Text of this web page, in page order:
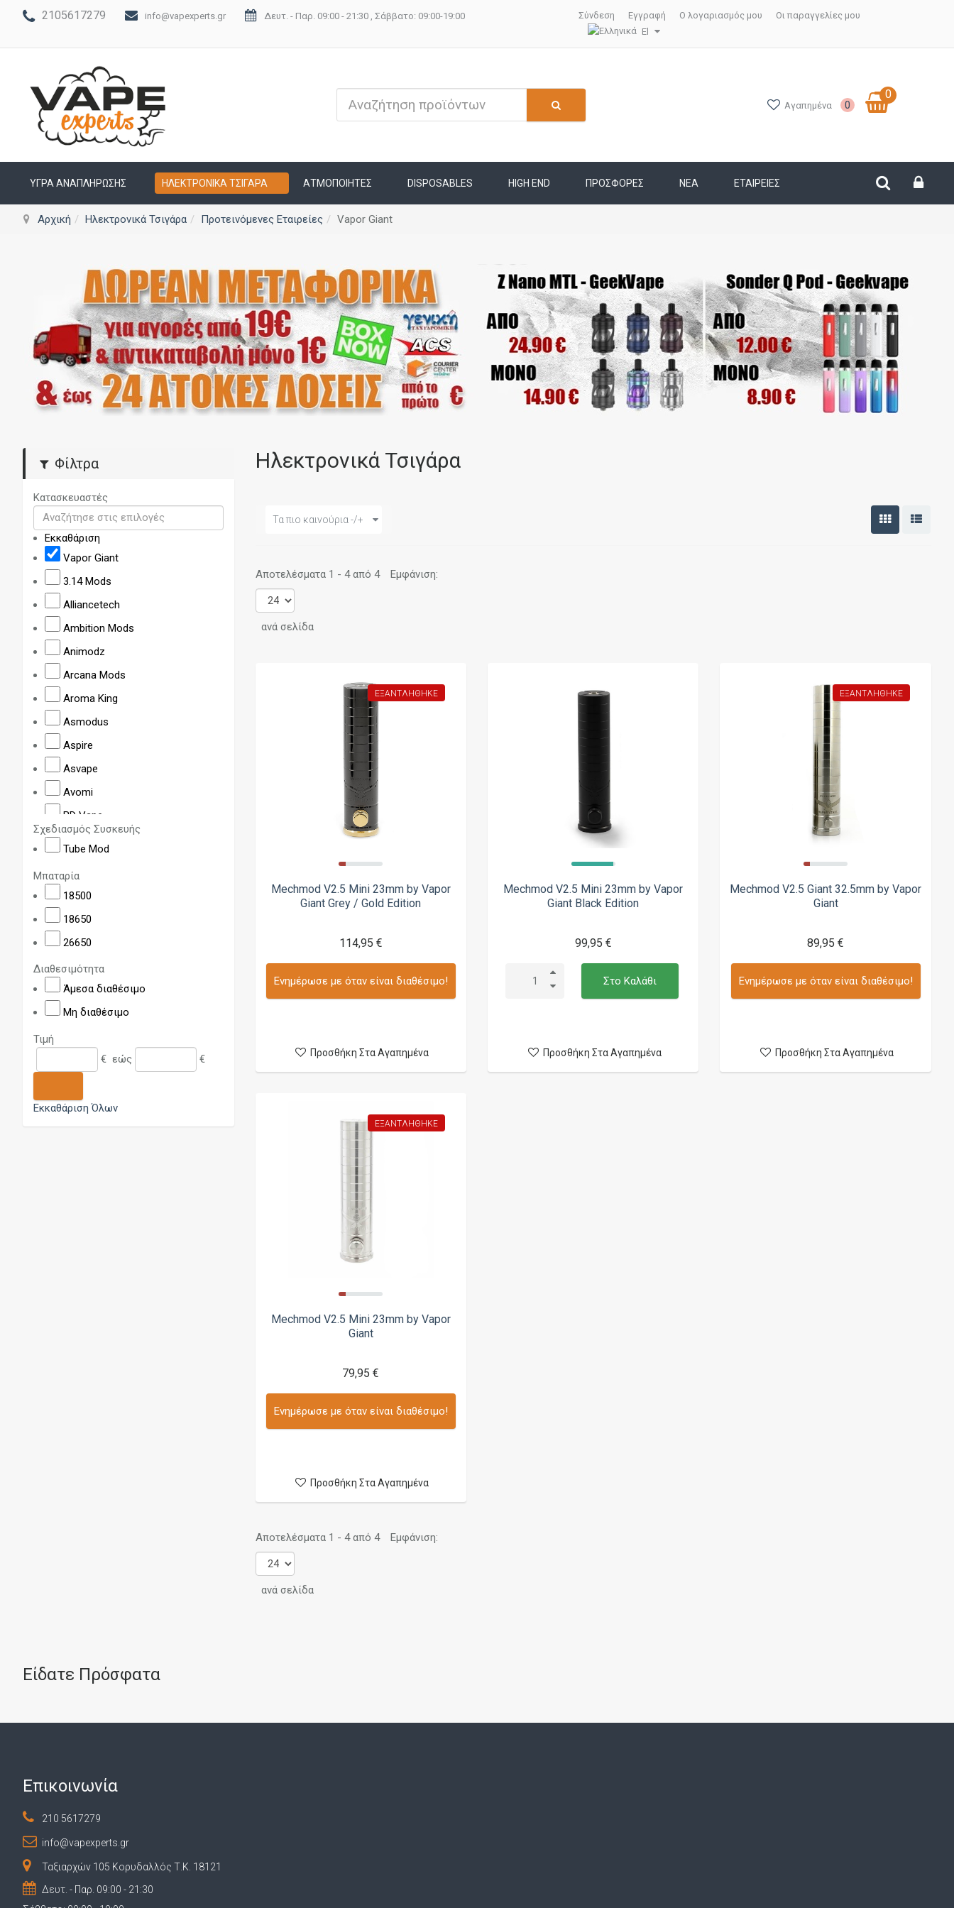
2105617279 info@vapexperts.gr Δευτ. - Παρ. 09:00 - 21:30 , Σάββατο: 09:00-19:00 Σύνδεση Εγγραφή Ο λογαριασμός μου
Οι παραγγελίες μου
El
Αγαπημένα 0
0
ΥΓΡΆ ΑΝΑΠΛΉΡΩΣΗΣ ΗΛΕΚΤΡΟΝΙΚΆ ΤΣΙΓΆΡΑ ΑΤΜΟΠΟΙΗΤΕΣ DISPOSABLES HIGH END ΠΡΟΣΦΟΡΕΣ ΝΕΑ ΕΤΑΙΡΕΊΕΣ
Αρχική Ηλεκτρονικά Τσιγάρα Προτεινόμενες Εταιρείες Vapor Giant
Φίλτρα
Κατασκευαστές
Εκκαθάριση
Vapor Giant
3.14 Mods
Alliancetech
Ambition Mods
Animodz
Arcana Mods
Aroma King
Asmodus
Aspire
Asvape
Avomi
BD Vape
Billet Box
Craving Vapor
Dotmod
Dovpo
Edge
Kennedy Vapor
Lauransot Mod
Loud Cloud Mods (LCM)
Mammoth Creations
Minoan Mods
MK Custom Mods
Σχεδιασμός Συσκευής
Tube Mod
Μπαταρία
18500
18650
26650
Διαθεσιμότητα
Άμεσα διαθέσιμο
Μη διαθέσιμο
Τιμή
€ εώς €
Εκκαθάριση Όλων
Ηλεκτρονικά Τσιγάρα
Τα πιο καινούρια -/+
Αποτελέσματα 1 - 4 από 4 Εμφάνιση:
ανά σελίδα
ΕΞΑΝΤΛΉΘΗΚΕ
Mechmod V2.5 Mini 23mm by Vapor
Giant Grey / Gold Edition
114,95 €
Ενημέρωσε με όταν είναι διαθέσιμο!
Προσθήκη Στα Αγαπημένα
Mechmod V2.5 Mini 23mm by Vapor
Giant Black Edition
99,95 €
Στο Καλάθι
Προσθήκη Στα Αγαπημένα
ΕΞΑΝΤΛΉΘΗΚΕ
Mechmod V2.5 Giant 32.5mm by Vapor
Giant
89,95 €
Ενημέρωσε με όταν είναι διαθέσιμο!
Προσθήκη Στα Αγαπημένα
ΕΞΑΝΤΛΉΘΗΚΕ
Mechmod V2.5 Mini 23mm by Vapor
Giant
79,95 €
Ενημέρωσε με όταν είναι διαθέσιμο!
Προσθήκη Στα Αγαπημένα
Αποτελέσματα 1 - 4 από 4 Εμφάνιση:
ανά σελίδα
Είδατε Πρόσφατα
Επικοινωνία
210 5617279
info@vapexperts.gr
Ταξιαρχών 105 Κορυδαλλός Τ.Κ. 18121
Δευτ. - Παρ. 09:00 - 21:30